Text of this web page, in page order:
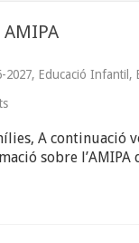
AMIPA
2027, Educació Infantil ,
a
AMIPAA continuació
sobre l’AMIPA